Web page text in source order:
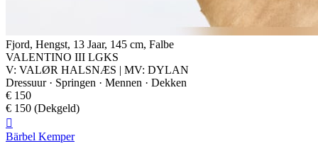
Fjord, Hengst, 13 Jaar, 145 cm, Falbe
VALENTINO III LGKS
V: VALØR HALSNÆS | MV: DYLAN
Dressuur · Springen · Mennen · Dekken
€ 150
€ 150 (Dekgeld)

Bärbel Kemper